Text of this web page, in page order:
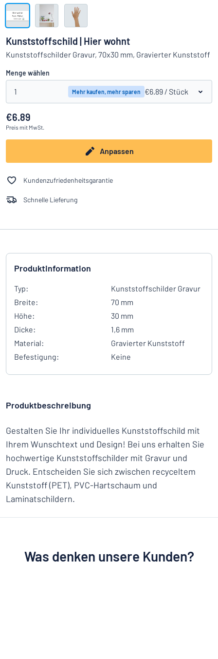
Das Gesuchte nicht gefunden? Schild hier entwerfen
Alle Kategorien anzeigen
Einloggen
Kundenservice
Privat
Kunststoffschild | Hier wohnt
Kunststoffschilder Gravur, 70x30 mm, Gravierter Kunststoff
Menge wählen
1 Mehr kaufen, mehr sparen €6.89 / Stück
€6.89
Preis mit MwSt.
Anpassen
Kundenzufriedenheitsgarantie
Schnelle Lieferung
Produktinformation
Typ:
Kunststoffschilder Gravur
Breite:
70 mm
Höhe:
30 mm
Dicke:
1,6 mm
Material:
Gravierter Kunststoff
Befestigung:
Keine
Produktbeschreibung
Gestalten Sie Ihr individuelles Kunststoffschild mit
Ihrem Wunschtext und Design! Bei uns erhalten Sie
hochwertige Kunststoffschilder mit Gravur und
Druck. Entscheiden Sie sich zwischen recyceltem
Kunststoff (PET), PVC-Hartschaum und
Laminatschildern.
Was denken unsere Kunden?